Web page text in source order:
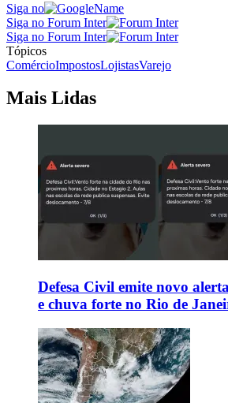
Siga no
Siga no Forum Inter
Siga no Forum Inter
Tópicos
ComércioImpostosLojistasVarejo
Mais Lidas
Defesa Civil emite novo
e chuva forte no Rio de